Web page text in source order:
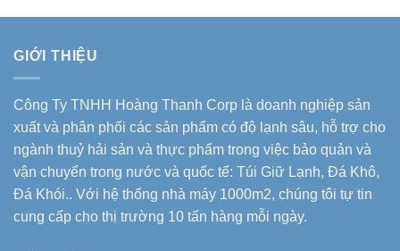
GIỚI THIỆU
Công Ty TNHH Hoàng Thanh Corp là doanh nghiệp sản
xuất và phân phối các sản phẩm có độ lạnh sâu, hỗ trợ cho
ngành thuỷ hải sản và thực phẩm trong việc bảo quản và
vận chuyển trong nước và quốc tế: Túi Giữ Lạnh, Đá Khô,
Đá Khói.. Với hệ thống nhà máy 1000m2, chúng tôi tự tin
cung cấp cho thị trường 10 tấn hàng mỗi ngày.